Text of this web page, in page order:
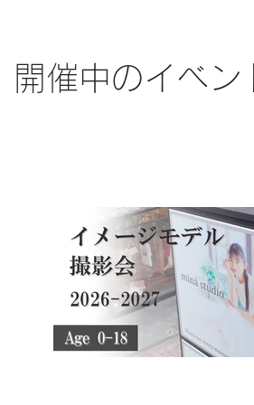
開催中のイベン